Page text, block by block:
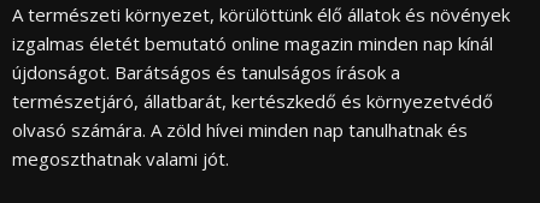
A természeti környezet, körülöttünk élő állatok és növények
izgalmas életét bemutató online magazin minden nap kínál
újdonságot. Barátságos és tanulságos írások a
természetjáró, állatbarát, kertészkedő és környezetvédő
olvasó számára. A zöld hívei minden nap tanulhatnak és
megoszthatnak valami jót.